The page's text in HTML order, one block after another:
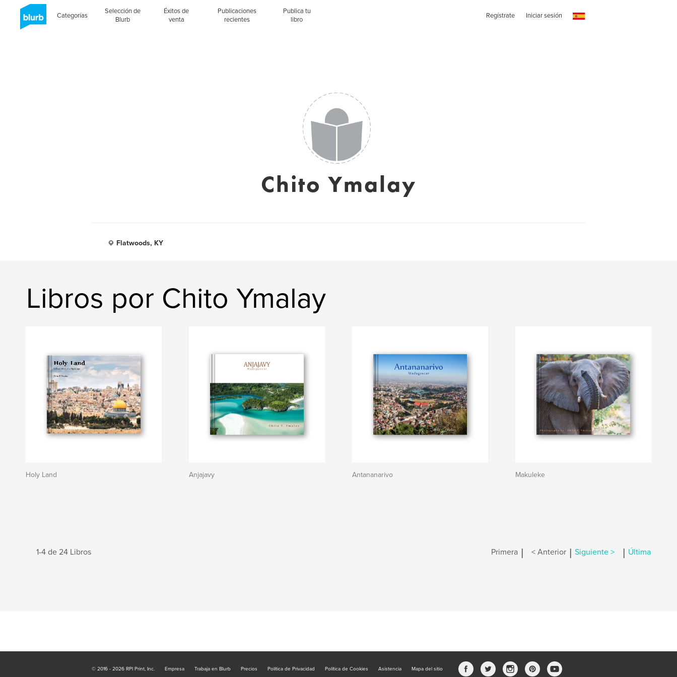
Categorías
Selección de
Blurb
Éxitos de
venta
Publicaciones
recientes
Publica tu
libro
Regístrate Iniciar sesión
Chito Ymalay
Flatwoods, KY
Libros por Chito Ymalay
Holy Land Anjajavy Antananarivo Makuleke
1-4 de 24 Libros Primera | < Anterior | Siguiente > | Última
© 2016 - 2026 RPI Print, Inc. Empresa Trabaja en Blurb Precios Política de Privacidad Política de Cookies Asistencia Mapa del sitio